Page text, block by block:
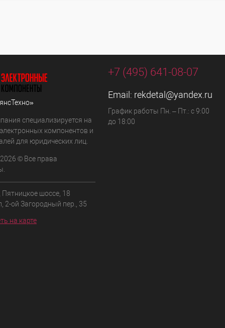
специализируется на
компонентов и
для юридических лиц.
© Все права
Пятницкое шоссе, 18
2-ой Загородный пер., 35
на карте
+7 (495) 641-08-07
Email: rekdetal@yandex.ru
График работы Пн. – Пт.: с 9:00
до 18:00